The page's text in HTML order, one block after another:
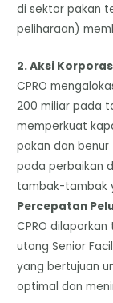
di sektor pakan
peliharaan)
​2. Aksi
CPRO
200 miliar pada
memperkuat
pakan dan
pada perbaikan
tambak-tambak
​Percepatan
CPRO
utang Senior
yang bertujuan
optimal dan